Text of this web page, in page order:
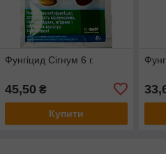
Фунгіцид Сігнум 6 г.
45,50 ₴
Купити